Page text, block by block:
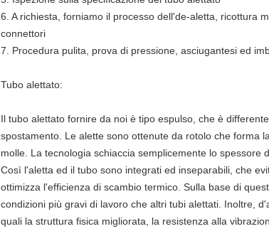
6. A richiesta, forniamo il processo dell'de-aletta, ricottura
connettori
7. Procedura pulita, prova di pressione, asciugantesi ed
Tubo alettato:
Il tubo alettato fornire da noi è tipo espulso, che è
spostamento. Le alette sono ottenute da rotolo che forma
molle. La tecnologia schiaccia semplicemente lo spessore
Così l'aletta ed il tubo sono integrati ed inseparabili, che
ottimizza l'efficienza di scambio termico. Sulla base di
condizioni più gravi di lavoro che altri tubi alettati. Inoltre,
quali la struttura fisica migliorata, la resistenza alla